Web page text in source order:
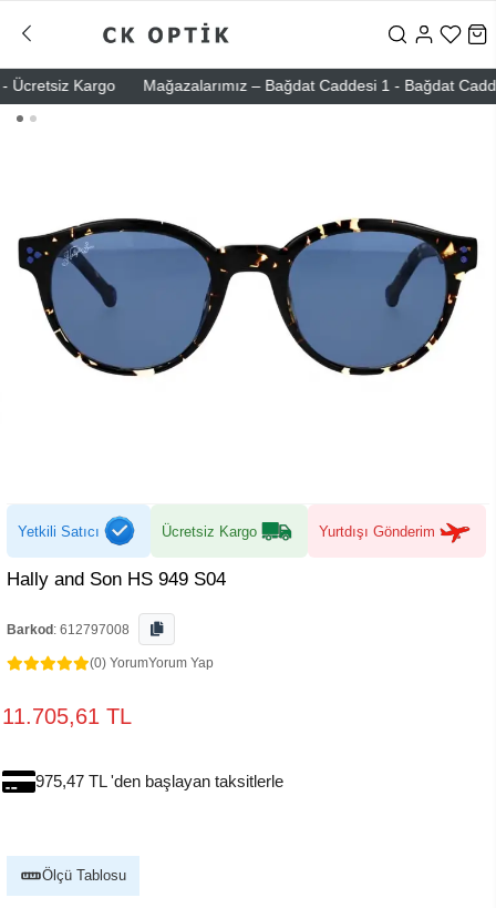
Kargo Mağazalarımız – Bağdat Caddesi 1 - Bağdat
Yetkili Satıcı Ücretsiz Kargo Yurtdışı Gönderim
Hally and Son HS 949 S04
Barkod : 612797008
(0) YorumYorum Yap
11.705,61 TL
975,47 TL 'den başlayan taksitlerle
Ölçü Tablosu